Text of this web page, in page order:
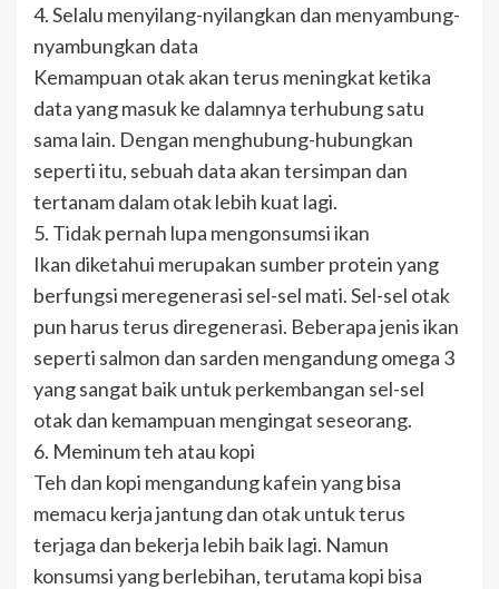
4. Selalu menyilang-nyilangkan dan menyambung-
nyambungkan data
Kemampuan otak akan terus meningkat ketika
data yang masuk ke dalamnya terhubung satu
sama lain. Dengan menghubung-hubungkan
seperti itu, sebuah data akan tersimpan dan
tertanam dalam otak lebih kuat lagi.
5. Tidak pernah lupa mengonsumsi ikan
Ikan diketahui merupakan sumber protein yang
berfungsi meregenerasi sel-sel mati. Sel-sel otak
pun harus terus diregenerasi. Beberapa jenis ikan
seperti salmon dan sarden mengandung omega 3
yang sangat baik untuk perkembangan sel-sel
otak dan kemampuan mengingat seseorang.
6. Meminum teh atau kopi
Teh dan kopi mengandung kafein yang bisa
memacu kerja jantung dan otak untuk terus
terjaga dan bekerja lebih baik lagi. Namun
konsumsi yang berlebihan, terutama kopi bisa